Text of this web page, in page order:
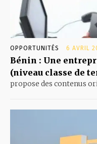
OPPORTUNITÉS 6 AVRIL
Bénin : Une
(niveau classe de
propose des contenus